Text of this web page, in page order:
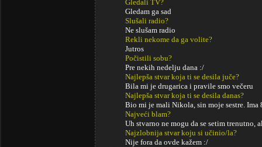
Gledali TV?
Gledam ga sad
Slušali radio?
Ne slušam radio
Rekli nekome da ga volite?
Jutros
Počistili sobu?
Pre nekih nedelju dana :/
Najlepša stvar koja ti se desila juče?
Bila mi je drugarica i pravile smo večeru
Najlepša stvar koja ti se desila danas?
Bio mi je mali Nikola, sin moje sestre. Ima
Najveći blam?
Uh stvarno ne mogu da se setim trenutno,
Najzlobnija stvar koju si učinio/la?
Nije fora da ovde kažem :/